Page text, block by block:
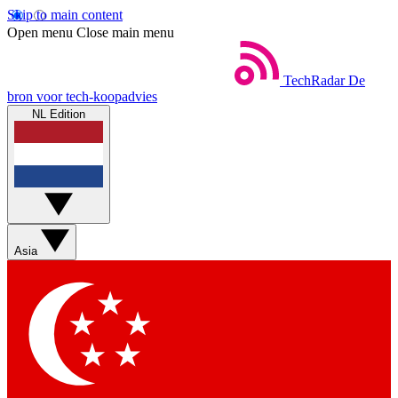
Skip to main content
Open menu Close main menu
TechRadar De
bron voor tech-koopadvies
NL Edition
Asia